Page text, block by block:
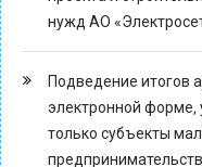
нужд АО
Подведение итогов
электронной форме,
только субъекты